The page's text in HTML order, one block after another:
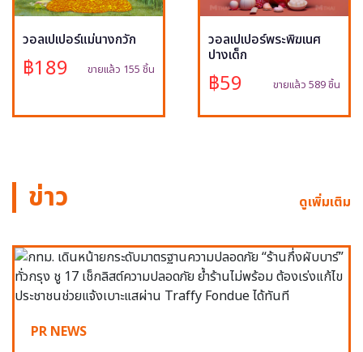
วอลเปเปอร์แม่นางกวัก
฿189 ขายแล้ว 155 ชิ้น
วอลเปเปอร์พระพิฆเนศ
ปางเด็ก
฿59 ขายแล้ว 589 ชิ้น
ข่าว ดูเพิ่มเติม
PR NEWS